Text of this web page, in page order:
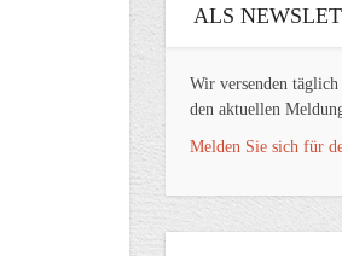
ALS
Wir versenden
den aktuellen
Melden Sie sich für